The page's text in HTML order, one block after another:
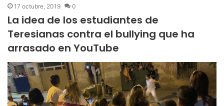
17 octubre, 2019 0
La idea de los estudiantes de
Teresianas contra el bullying que ha
arrasado en YouTube